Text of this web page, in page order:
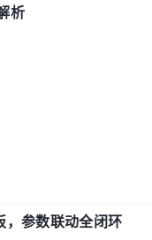
析
参数联动全闭环